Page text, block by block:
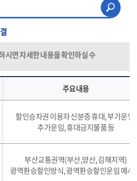
시면 자세한 내용을 확인하실 수
주요내용
할인승차권 이용자 신분증 휴대, 부가운임,
추가운임, 휴대금지물품 등
부산교통권역(부산,양산, 김해지역)
광역환승할인방식, 광역환승할인운임 예시